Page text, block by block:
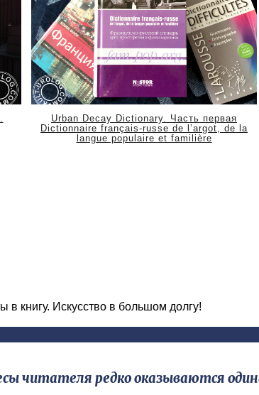
Urban Decay Dictionary. Часть первая
Dictionnaire français-russe de l’argot, de la
langue populaire et familière
в книгу. Искусство в большом долгу!
читателя редко оказываются